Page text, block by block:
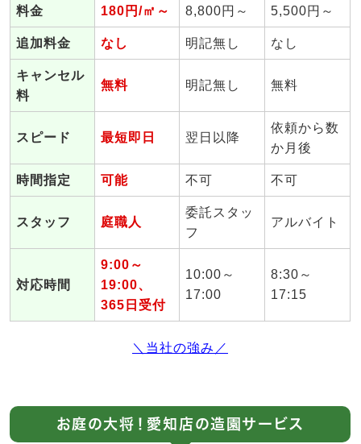
料金 180円/㎡～ 8,800円～ 5,500円～
追加料金 なし 明記無し なし
キャンセル
料
無料 明記無し 無料
スピード 最短即日 翌日以降
依頼から数
か月後
時間指定 可能 不可 不可
スタッフ 庭職人
委託スタッ
フ
アルバイト
対応時間
9:00～
19:00、
365日受付
10:00～
17:00
8:30～
17:15
＼当社の強み／
お庭の大将！愛知店の造園サービス